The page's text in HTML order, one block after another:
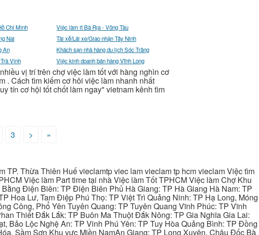
Chí Minh
Việc làm it Bà Rịa - Vũng Tàu
Nai
Tài xế/Lái xe/Giao nhận Tây Ninh
An
Khách sạn nhà hàng du lịch Sóc Trăng
Vinh Việc kinh doanh bán hàng Vĩnh Long
nhiều vị trí trên chợ việc làm tốt với hàng nghìn cơ
. Cách tìm kiếm cơ hôi việc làm nhanh nhất
tín cơ hội tốt chốt làm ngay" vietnam kênh tìm
3 > »
Thừa Thiên Huế vieclamtp viec lam vieclam tp hcm vieclam Việc tìm
Việc làm Part time tại nhà Việc làm Tốt TPHCM Việc làm Chợ Khu
Điện Biên: TP Điện Biên Phủ Hà Giang: TP Hà Giang Hà Nam: TP
Hoa Lư, Tam Điệp Phú Thọ: TP Việt Trì Quảng Ninh: TP Hạ Long, Móng
Công, Phổ Yên Tuyên Quang: TP Tuyên Quang Vĩnh Phúc: TP Vĩnh
Thiết Đắk Lắk: TP Buôn Ma Thuột Đắk Nông: TP Gia Nghĩa Gia Lai:
Bảo Lộc Nghệ An: TP Vinh Phú Yên: TP Tuy Hòa Quảng Bình: TP Đồng
Sầm Sơn Khu vực Miền NamAn Giang: TP Long Xuyên, Châu Đốc Bà